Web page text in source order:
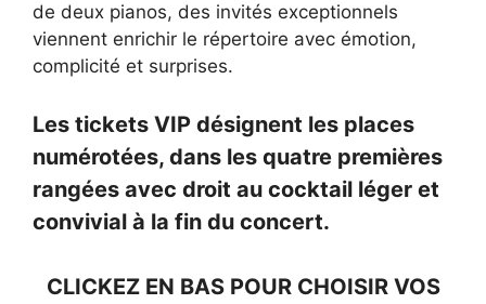
de deux pianos, des invités exceptionnels
viennent enrichir le répertoire avec émotion,
complicité et surprises.
Les tickets VIP désignent les places
numérotées, dans les quatre premières
rangées avec droit au cocktail léger et
convivial à la fin du concert.
CLICKEZ EN BAS POUR CHOISIR VOS